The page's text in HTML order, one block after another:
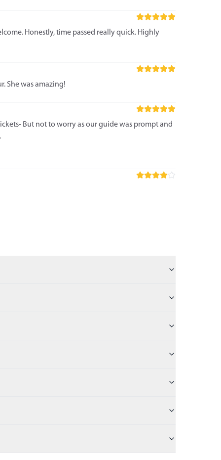
Honestly, time passed really quick. Highly
She was amazing!
But not to worry as our guide was prompt and